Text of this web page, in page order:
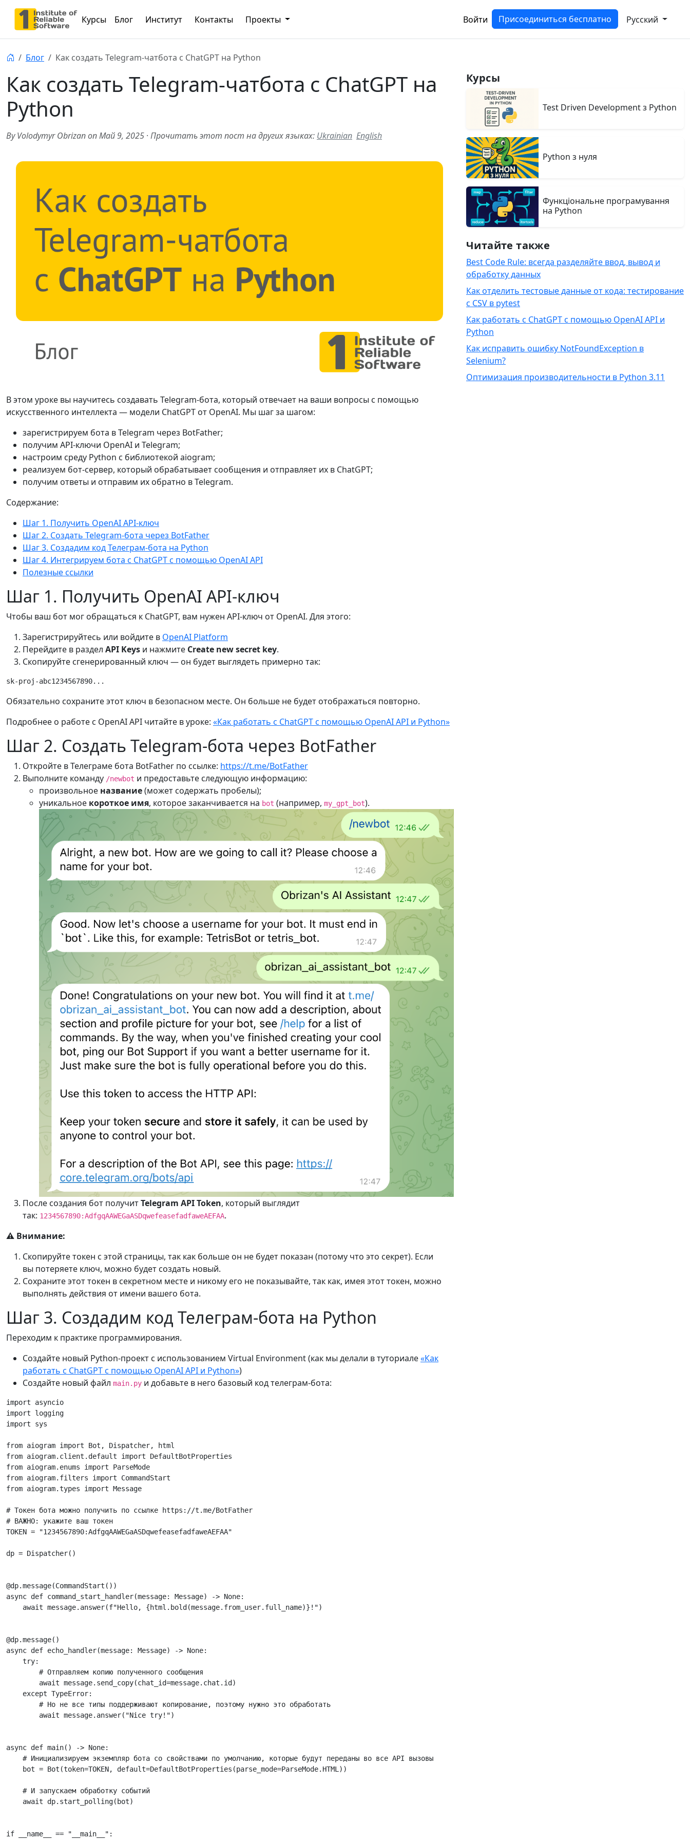
Курсы Блог Институт Контакты Проекты Войти Присоединиться бесплатно Русский
Блог Как создать Telegram-чатбота с ChatGPT на Python
Как создать Telegram-чатбота с ChatGPT на
Python
By Volodymyr Obrizan on Май 9, 2025 · Прочитать этот пост на других языках: Ukrainian English
В этом уроке вы научитесь создавать Telegram-бота, который отвечает на ваши вопросы с помощью
искусственного интеллекта — модели ChatGPT от OpenAI. Мы шаг за шагом:
зарегистрируем бота в Telegram через BotFather;
получим API-ключи OpenAI и Telegram;
настроим среду Python с библиотекой aiogram;
реализуем бот-сервер, который обрабатывает сообщения и отправляет их в ChatGPT;
получим ответы и отправим их обратно в Telegram.
Содержание:
Шаг 1. Получить OpenAI API-ключ
Шаг 2. Создать Telegram-бота через BotFather
Шаг 3. Создадим код Телеграм-бота на Python
Шаг 4. Интегрируем бота с ChatGPT с помощью OpenAI API
Полезные ссылки
Шаг 1. Получить OpenAI API-ключ
Чтобы ваш бот мог обращаться к ChatGPT, вам нужен API-ключ от OpenAI. Для этого:
Зарегистрируйтесь или войдите в OpenAI Platform
Перейдите в раздел API Keys и нажмите Create new secret key.
Скопируйте сгенерированный ключ — он будет выглядеть примерно так:
Обязательно сохраните этот ключ в безопасном месте. Он больше не будет отображаться повторно.
Подробнее о работе с OpenAI API читайте в уроке: «Как работать с ChatGPT с помощью OpenAI API и Python»
Шаг 2. Создать Telegram-бота через BotFather
Откройте в Телеграме бота BotFather по ссылке: https://t.me/BotFather
Выполните команду /newbot и предоставьте следующую информацию:
произвольное название(может содержать пробелы);
уникальное короткое имя, которое заканчивается на bot (например, my_gpt_bot).
После создания бот получитTelegram API Token, который выглядит
так: 1234567890:AdfgqAAWEGaASDqwefeasefadfaweAEFAA.
⚠️ Внимание:
Скопируйте токен с этой страницы, так как больше он не будет показан (потому что это секрет). Если
вы потеряете ключ, можно будет создать новый.
Сохраните этот токен в секретном месте и никому его не показывайте, так как, имея этот токен, можно
выполнять действия от имени вашего бота.
Шаг 3. Создадим код Телеграм-бота на Python
Переходим к практике программирования.
Создайте новый Python-проект с использованием Virtual Environment (как мы делали в туториале«Как
работать с ChatGPT с помощью OpenAI API и Python»)
Создайте новый файл main.py и добавьте в него базовый код телеграм-бота:
import
asyncio
import
logging
import
sys
from aiogram import Bot , Dispatcher,
html
from aiogram.client.default import
DefaultBotProperties
from aiogram.enums import
ParseMode
from aiogram.filters import
CommandStart
from aiogram.types import Message
# Токен бота можно получить по ссылке https://t.me/BotFather
# ВАЖНО: укажите ваш токен
TOKEN = "1234567890:AdfgqAAWEGaASDqwefeasefadfaweAEFAA"
dp = Dispatcher()
@dp.message(CommandStart ())
async def command_start_handler(message: Message) -> None:
await message. answer(f"Hello, {html . bold (message. from_user. full_name)} !")
@dp.message()
async def echo_handler(message: Message) -> None:
try:
# Отправляем копию полученного сообщения
await message. send_copy(chat_id=message. chat . id )
except TypeError:
# Но не все типы поддерживают копирование, поэтому нужно это обработать
await message. answer( "Nice try!")
async def main() -> None:
# Инициализируем экземпляр бота со свойствами по умолчанию, которые будут переданы во все API вызовы
bot = Bot (token=TOKEN, default=DefaultBotProperties (parse_mode=ParseMode. HTML ))
# И запускаем обработку событий
await
dp. start_polling( bot)
if __name__ == "__main__" :
Курсы
Test Driven Development з Python
Python з нуля
Функціональне програмування
на Python
Читайте также
Best Code Rule: всегда разделяйте ввод, вывод и
обработку данных
Как отделить тестовые данные от кода: тестирование
с CSV в pytest
Как работать с ChatGPT с помощью OpenAI API и
Python
Как исправить ошибку NotFoundException в
Selenium?
Оптимизация производительности в Python 3.11